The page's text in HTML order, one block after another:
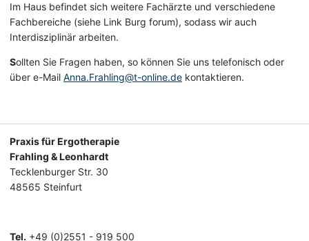
Im Haus befindet sich weitere Fachärzte und verschiedene
Fachbereiche (siehe Link Burg forum), sodass wir auch
Interdisziplinär arbeiten.
Sollten Sie Fragen haben, so können Sie uns telefonisch oder
über e-Mail Anna.Frahling@t-online.de kontaktieren.
Praxis für Ergotherapie
Frahling & Leonhardt
Tecklenburger Str. 30
48565 Steinfurt
Tel. +49 (0)2551 - 919 500